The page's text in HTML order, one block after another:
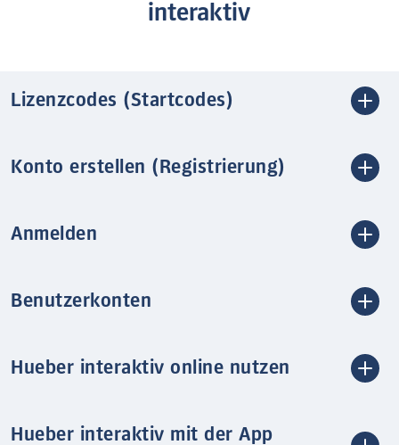
interaktiv
Lizenzcodes (Startcodes)
Konto erstellen (Registrierung)
Anmelden
Benutzerkonten
Hueber interaktiv online nutzen
Hueber interaktiv mit der App